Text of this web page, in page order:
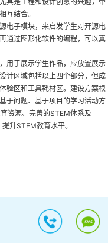
互结合。
电子模块，来启发学生对开源电
通过图形化软件的编程，可以真
用于展示学生作品，应放置展示
计区域包括以上四个部分，但成
验区和工具耗材区。建设方案根
于问题、基于项目的学习活动方
资源、完善的STEM体系及
升STEM教育水平。